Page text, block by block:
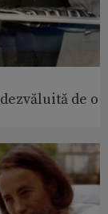
de o